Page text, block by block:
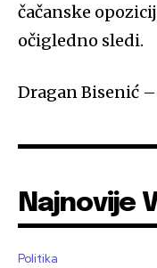
čačanske
očigledno sledi.
Dragan Bisenić
Najnovije
Politika